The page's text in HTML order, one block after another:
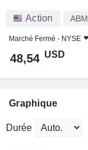
Action ABM
Marché Fermé - NYSE
48,54 USD
Graphique
Durée